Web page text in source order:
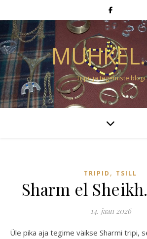
Tripi- ja tegemiste blogi
TRIPID , TSILL
Sharm el
14. jaan 2026
Üle pika aja tegime väikse Sharmi tripi, seekord siis lapsega